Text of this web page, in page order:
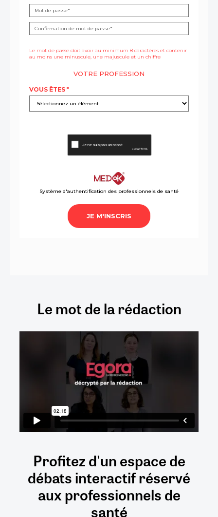
Le mot de la rédaction
Profitez d'un espace de
débatsinteractifréservé
auxprofessionnels de
santé